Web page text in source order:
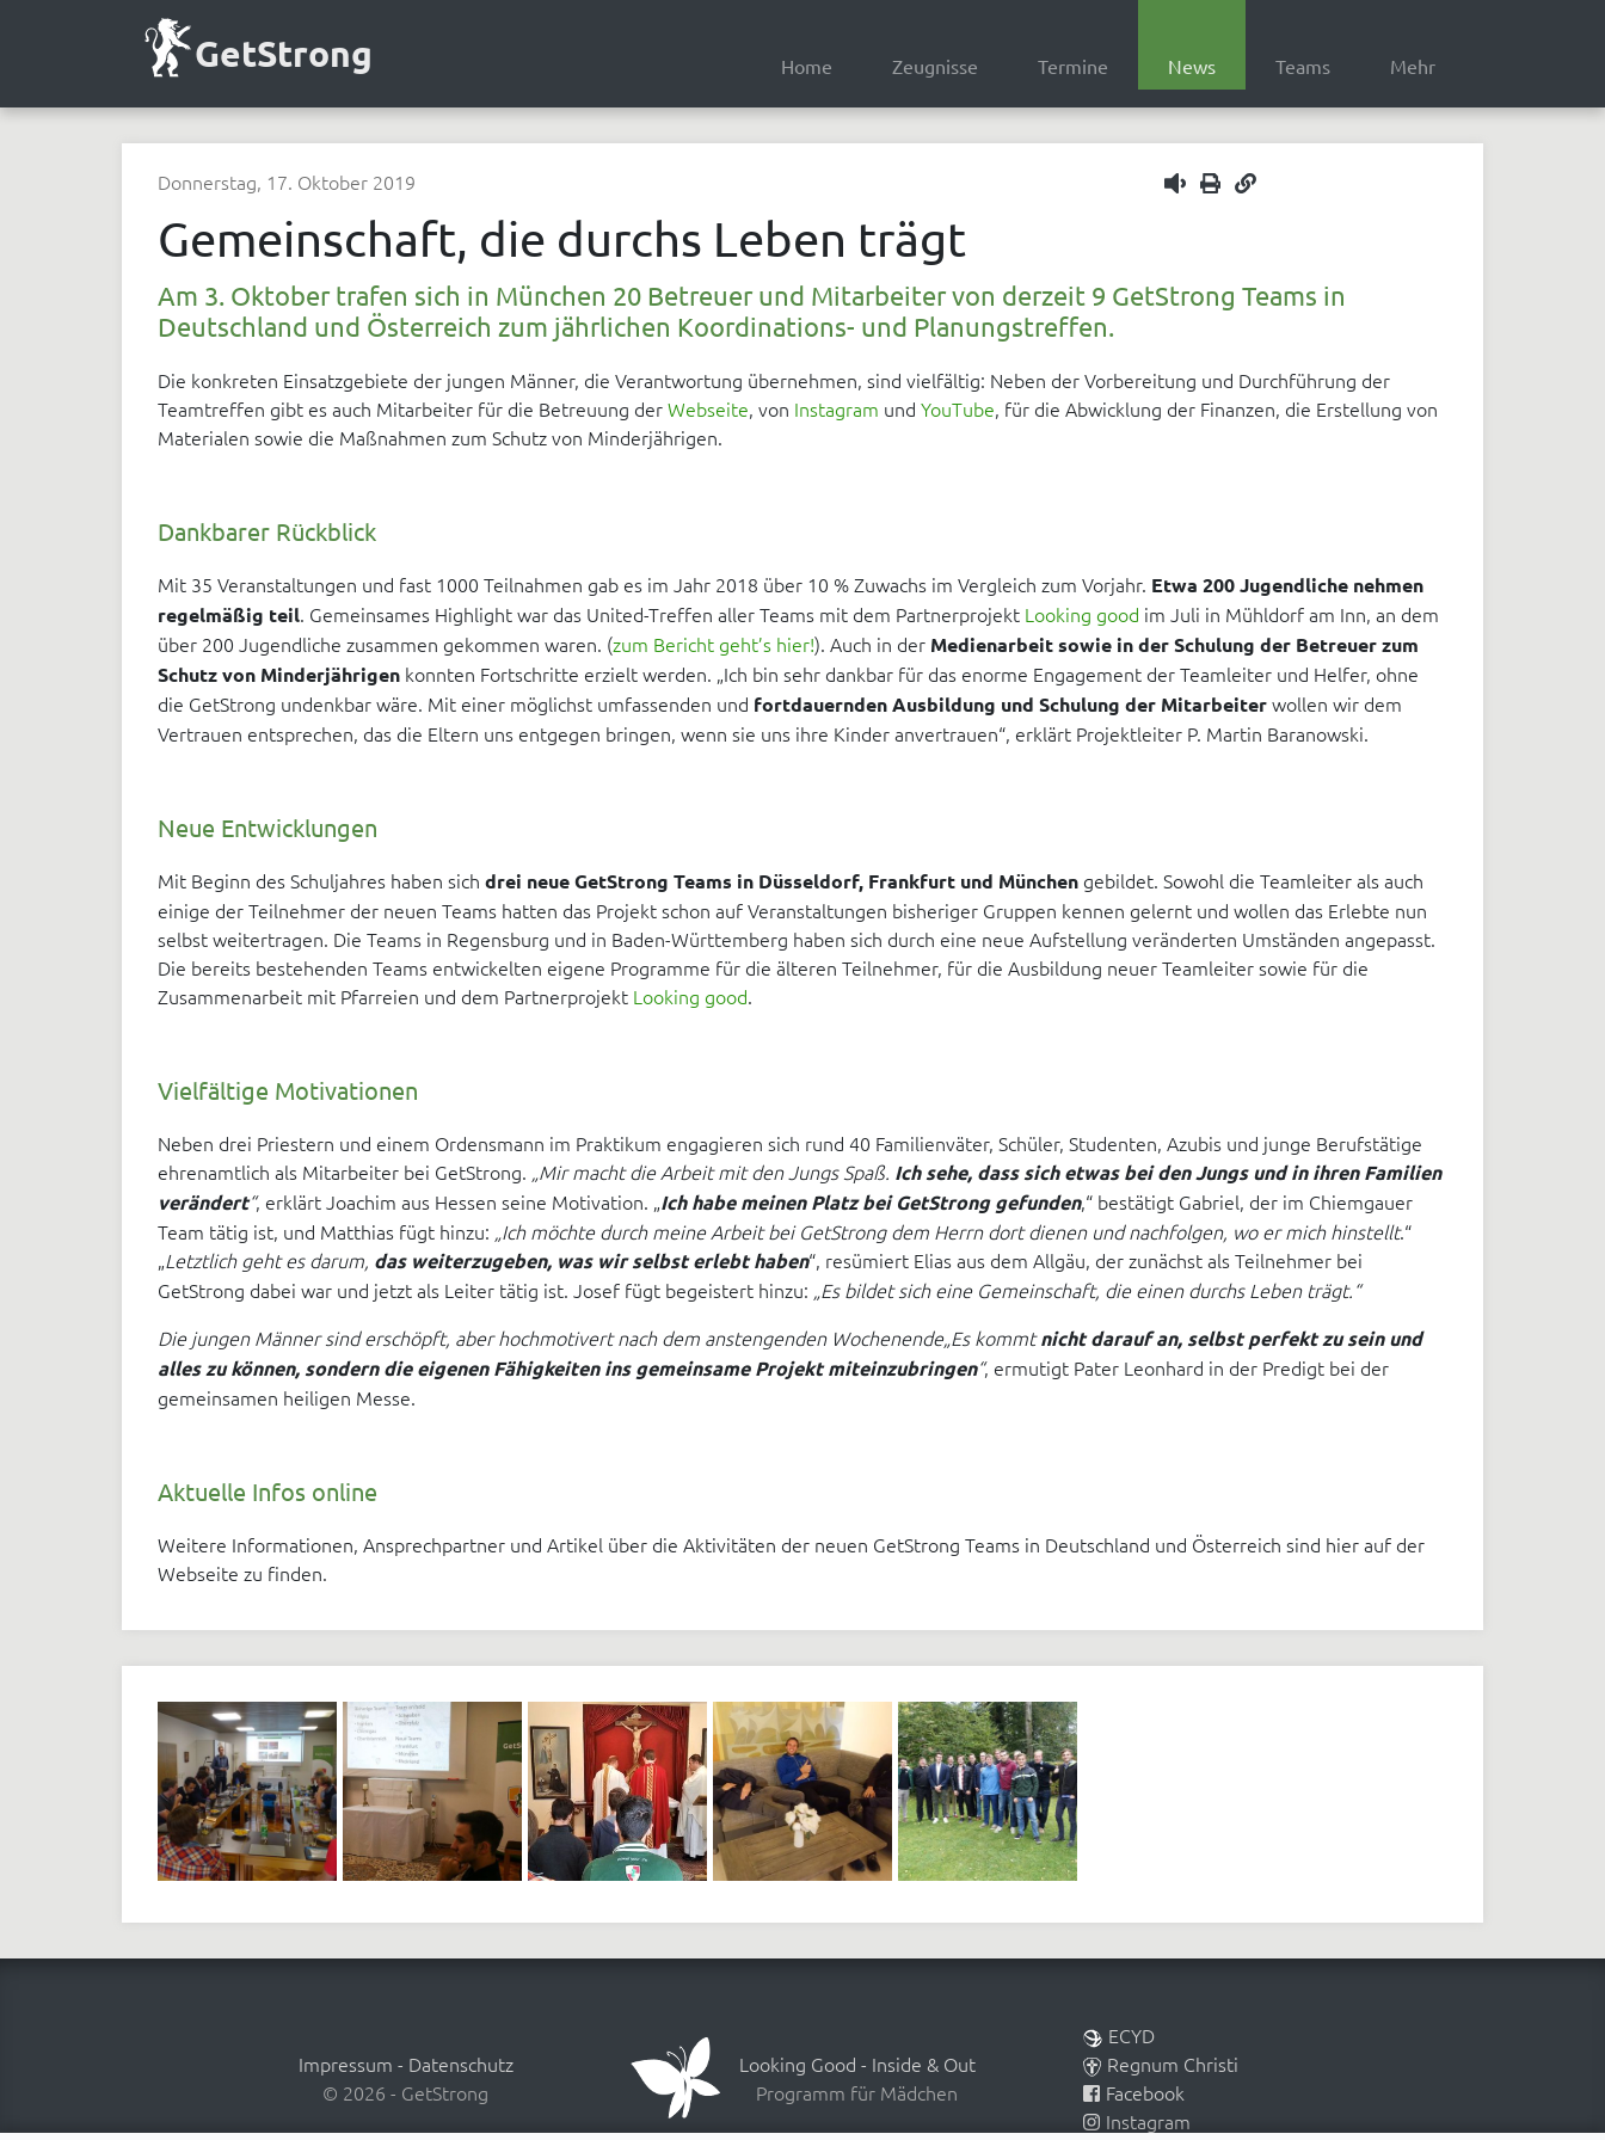
GetStrong Home Zeugnisse Termine News Teams Mehr
Donnerstag, 17. Oktober 2019
Gemeinschaft, die durchs Leben trägt
Am 3. Oktober trafen sich in München 20 Betreuer und Mitarbeiter von derzeit 9 GetStrong Teams in
Deutschland und Österreich zum jährlichen Koordinations- und Planungstreffen.
Die konkreten Einsatzgebiete der jungen Männer, die Verantwortung übernehmen, sind vielfältig: Neben der Vorbereitung und Durchführung der
Teamtreffen gibt es auch Mitarbeiter für die Betreuung derWebseite, von Instagram und YouTube, für die Abwicklung der Finanzen, die Erstellung von
Materialen sowie die Maßnahmen zum Schutz von Minderjährigen.
Dankbarer Rückblick
Mit 35 Veranstaltungen und fast 1000 Teilnahmen gab es im Jahr 2018 über 10 % Zuwachs im Vergleich zum Vorjahr. Etwa 200 Jugendliche nehmen
regelmäßig teil. Gemeinsames Highlight war das United-Treffen aller Teams mit dem Partnerprojekt Looking good im Juli in Mühldorf am Inn, an dem
über 200 Jugendliche zusammen gekommen waren. (zum Bericht geht’s hier!). Auch in der Medienarbeit sowie in der Schulung der Betreuer zum
Schutz von Minderjährigen konnten Fortschritte erzielt werden. „Ich bin sehr dankbar für das enorme Engagement der Teamleiter und Helfer, ohne
die GetStrong undenkbar wäre. Mit einer möglichst umfassenden und fortdauernden Ausbildung und Schulung der Mitarbeiterwollen wir dem
Vertrauen entsprechen, das die Eltern uns entgegen bringen, wenn sie uns ihre Kinder anvertrauen“, erklärt Projektleiter P. Martin Baranowski.
Neue Entwicklungen
Mit Beginn des Schuljahres haben sich drei neue GetStrong Teams in Düsseldorf, Frankfurt und München gebildet. Sowohl die Teamleiter als auch
einige der Teilnehmer der neuen Teams hatten das Projekt schon auf Veranstaltungen bisheriger Gruppen kennen gelernt und wollen das Erlebte nun
selbst weitertragen. Die Teams in Regensburg und in Baden-Württemberg haben sich durch eine neue Aufstellung veränderten Umständen angepasst.
Die bereits bestehenden Teams entwickelten eigene Programme für die älteren Teilnehmer, für die Ausbildung neuer Teamleiter sowie für die
Zusammenarbeit mit Pfarreien und dem Partnerprojekt Looking good.
Vielfältige Motivationen
Neben drei Priestern und einem Ordensmann im Praktikum engagieren sich rund 40 Familienväter, Schüler, Studenten, Azubis und junge Berufstätige
ehrenamtlich als Mitarbeiter bei GetStrong. „Mir macht die Arbeit mit den Jungs Spaß. Ich sehe, dass sich etwas bei den Jungs und in ihren Familien
verändert“, erklärt Joachim aus Hessen seine Motivation. „Ich habe meinen Platz bei GetStrong gefunden,“ bestätigt Gabriel, der im Chiemgauer
Team tätig ist, und Matthias fügt hinzu: „Ich möchte durch meine Arbeit bei GetStrong dem Herrn dort dienen und nachfolgen, wo er mich hinstellt.“
„Letztlich geht es darum, das weiterzugeben, was wir selbst erlebt haben“, resümiert Elias aus dem Allgäu, der zunächst als Teilnehmer bei
GetStrong dabei war und jetzt als Leiter tätig ist. Josef fügt begeistert hinzu: „Es bildet sich eine Gemeinschaft, die einen durchs Leben trägt.“
Die jungen Männer sind erschöpft, aber hochmotivert nach dem anstengenden Wochenende„Es kommtnicht darauf an, selbst perfekt zu sein und
alles zu können, sondern die eigenen Fähigkeiten ins gemeinsame Projekt miteinzubringen“, ermutigt Pater Leonhard in der Predigt bei der
gemeinsamen heiligen Messe.
Aktuelle Infos online
Weitere Informationen, Ansprechpartner und Artikel über die Aktivitäten der neuen GetStrong Teams in Deutschland und Österreich sind hier auf der
Webseite zu finden.
ECYD
Regnum Christi
Facebook
Instagram
Looking Good - Inside & Out
Programm für Mädchen
Impressum - Datenschutz
© 2026 - GetStrong